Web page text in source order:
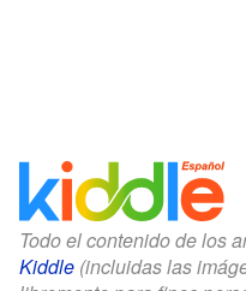
Todo el contenido de los
Kiddle (incluidas las